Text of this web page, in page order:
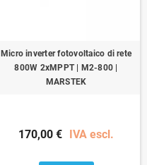
Micro inverter fotovoltaico di rete
800W 2xMPPT | M2-800 |
MARSTEK
170,00 € IVA escl.